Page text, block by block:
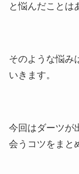
と悩んだことは
そのような悩み
いきます。
今回はダーツが
会うコツをまと